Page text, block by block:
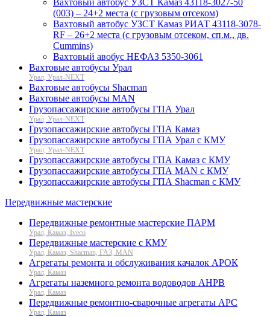
Вахтовый автобус УЗСТ Камаз 43118-3027-50
(003) – 24+2 места (с грузовым отсеком)
Вахтовый автобус УЗСТ Камаз РИАТ 43118-3078-
RF – 26+2 места (с грузовым отсеком, сп.м., дв.
Cummins)
Вахтовый авобус НЕФАЗ 5350-3061
Вахтовые автобусы Урал
Урал, Урал-NEXT
Вахтовые автобусы Shacman
Вахтовые автобусы MAN
Грузопассажирские автобусы ГПА Урал
Урал, Урал-NEXT
Грузопассажирские автобусы ГПА Камаз
Грузопассажирские автобусы ГПА Урал с КМУ
Урал, Урал-NEXT
Грузопассажирские автобусы ГПА Камаз с КМУ
Грузопассажирские автобусы ГПА MAN с КМУ
Грузопассажирские автобусы ГПА Shacman с КМУ
Передвижные мастерские
Передвижные ремонтные мастерские ПАРМ
Урал, Камаз, Iveco
Передвижные мастерские с КМУ
Урал, Камаз, Shacman, ГАЗ, MAN
Агрегаты ремонта и обслуживания качалок АРОК
Урал, Камаз
Агрегаты наземного ремонта водоводов АНРВ
Урал, Камаз
Передвижные ремонтно-сварочные агрегаты АРС
Урал, Камаз